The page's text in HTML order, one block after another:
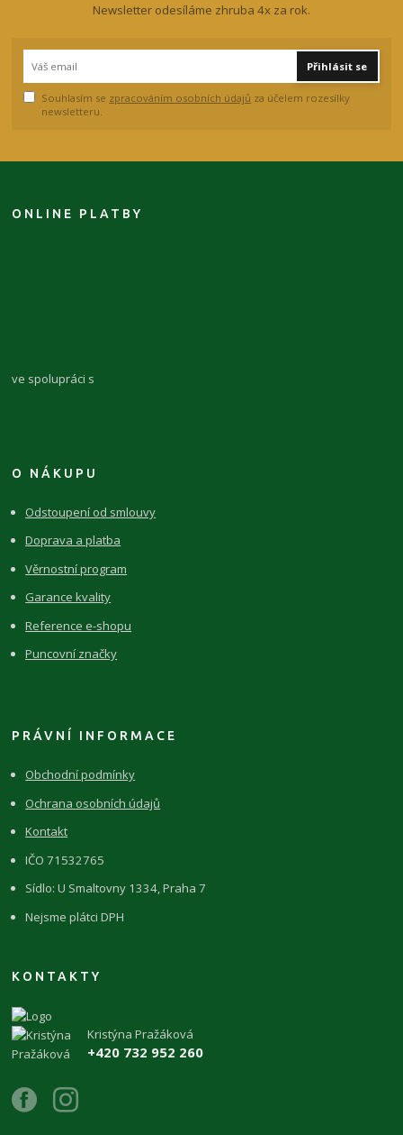
Newsletter odesíláme zhruba 4x za rok.
Přihlásit se
Souhlasím se zpracováním osobních údajů za účelem rozesílky
newsletteru.
ONLINE PLATBY
ve spolupráci s
O NÁKUPU
Odstoupení od smlouvy
Doprava a platba
Věrnostní program
Garance kvality
Reference e-shopu
Puncovní značky
PRÁVNÍ INFORMACE
Obchodní podmínky
Ochrana osobních údajů
Kontakt
IČO 71532765
Sídlo: U Smaltovny 1334, Praha 7
Nejsme plátci DPH
KONTAKTY
Kristýna Pražáková
+420 732 952 260